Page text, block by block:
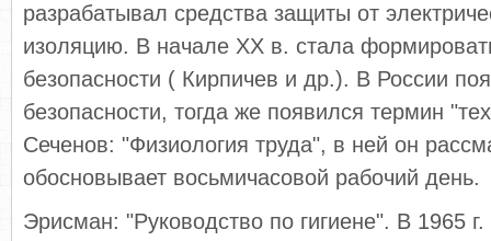
разрабатывал средства защиты от
изоляцию. В начале XX в. стала
безопасности ( Кирпичев и др.). В России
безопасности, тогда же появился термин
Сеченов: "Физиология труда", в ней он
обосновывает восьмичасовой рабочий день.
Эрисман: "Руководство по гигиене". В 1965